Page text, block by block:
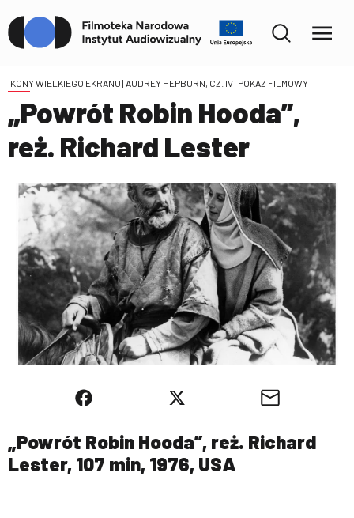
IKONY WIELKIEGO EKRANU | AUDREY HEPBURN, CZ. IV| POKAZ FILMOWY
„Powrót Robin Hooda”,
reż. Richard Lester
„Powrót Robin Hooda”, reż. Richard
Lester, 107 min, 1976, USA